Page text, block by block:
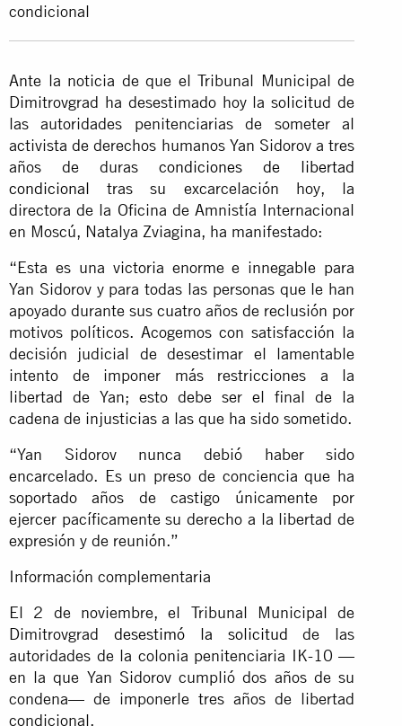
condicional
Ante la noticia de que el Tribunal Municipal de
Dimitrovgrad ha desestimado hoy la solicitud de
las autoridades penitenciarias de someter al
activista de derechos humanos Yan Sidorov a tres
años de durascondiciones de libertad
condicional tras su excarcelación hoy, la
directora de la Oficina de Amnistía Internacional
en Moscú, Natalya Zviagina, ha manifestado:
“Esta es una victoria enorme e innegable para
Yan Sidorov y para todas las personas que le han
apoyado durante sus cuatro años de reclusión por
motivos políticos. Acogemos con satisfacción la
decisión judicial de desestimar el lamentable
intento de imponer más restricciones a la
libertad de Yan; esto debe ser el final de la
cadena de injusticias a las que ha sido sometido.
“Yan Sidorov nunca debió haber sido
encarcelado. Es un preso de conciencia que ha
soportado años de castigo únicamente por
ejercer pacíficamente su derecho a la libertad de
expresión y de reunión.”
Información complementaria
El 2 de noviembre, el Tribunal Municipal de
Dimitrovgrad desestimó la solicitud de las
autoridades de la colonia penitenciaria IK-10 —
en la que Yan Sidorov cumplió dos años de su
condena— de imponerle tres años de libertad
condicional.